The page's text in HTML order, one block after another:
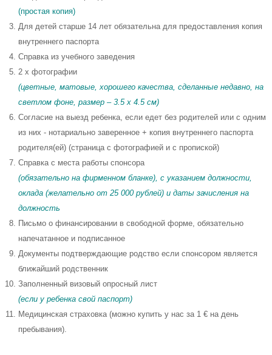
(простая копия)
Для детей старше 14 лет обязательна для предоставления копия
внутреннего паспорта
Справка из учебного заведения
2 x фотографии
(цветные, матовые, хорошего качества, сделанные недавно, на
светлом фоне, размер – 3.5 x 4.5 см)
Согласие на выезд ребенка, если едет без родителей или с одним
из них - нотариально заверенное + копия внутреннего паспорта
родителя(ей) (страница с фотографией и с пропиской)
Справка с места работы спонсора
(обязательно на фирменном бланке), с указанием должности,
оклада (желательно от 25 000 рублей) и даты зачисления на
должность
Письмо о финансировании в свободной форме, обязательно
напечатанное и подписанное
Документы подтверждающие родство если спонсором является
ближайший родственник
Заполненный визовый опросный лист
(если у ребенка свой паспорт)
Медицинская страховка (можно купить у нас за 1 € на день
пребывания).